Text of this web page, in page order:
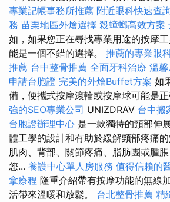
專業記帳事務所推薦 附近眼科快速查
務 苗栗地區外燴選擇 殺蟑螂高效方案
如，如果您正在尋找專業用途的按摩
能是一個不錯的選擇。 推薦的專業眼
推薦 台中整骨推薦 全面牙科治療 溫
申請台胞證 完美的外燴Buffet方案 如
備，便攜式按摩滾輪或按摩球可能是正
強的SEO專業公司 UNIZDRAV 台中搬
台胞證辦理中心 是一款獨特的頸部伸
體工學的設計和有助於緩解頸部疼痛
肌肉、背部、關節疼痛、脂肪團或腫
您... 養護中心單人房服務 值得信賴的
拿療程 隆重介紹帶有按摩功能的無線
活帶來溫暖和放鬆。 台北整骨推薦 精